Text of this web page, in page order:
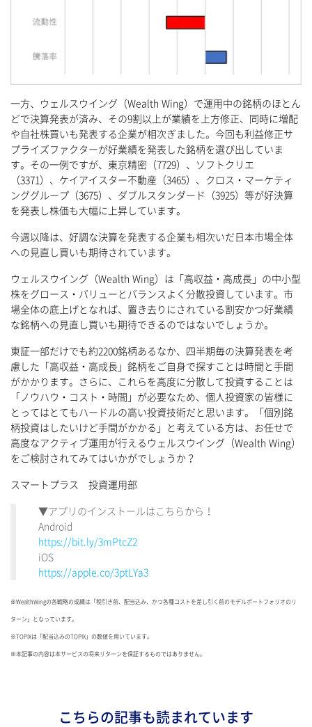
一方、ウェルスウイング（Wealth Wing）で運用中の銘柄のほとん
どで決算発表が済み、その9割以上が業績を上方修正、同時に増配
や自社株買いも発表する企業が相次ぎました。今回も利益修正サ
プライズファクターが好業績を発表した銘柄を選び出していま
す。その一例ですが、東京精密（7729）、ソフトクリエ
（3371）、ケイアイスター不動産（3465）、クロス・マーケティ
ンググループ（3675）、ダブルスタンダード（3925）等が好決算
を発表し株価も大幅に上昇しています。
今週以降は、好調な決算を発表する企業も相次いだ日本市場全体
への見直し買いも期待されています。
ウェルスウイング（Wealth Wing）は「高収益・高成長」の中小型
株をグロース・バリューとバランスよく分散投資しています。市
場全体の底上げとなれば、置き去りにされている割安かつ好業績
な銘柄への見直し買いも期待できるのではないでしょうか。
東証一部だけでも約2200銘柄あるなか、四半期毎の決算発表を考
慮した「高収益・高成長」銘柄をご自身で探すことは時間と手間
がかかります。さらに、これらを高度に分散して投資することは
「ノウハウ・コスト・時間」が必要なため、個人投資家の皆様に
とってはとてもハードルの高い投資技術だと思います。「個別銘
柄投資はしたいけど手間がかかる」と考えている方は、お任せで
高度なアクティブ運用が行えるウェルスウイング（Wealth Wing）
をご検討されてみてはいかがでしょうか？
スマートプラス 投資運用部
▼アプリのインストールはこちらから！
Android
https://bit.ly/3mPtcZ2
iOS
https://apple.co/3ptLYa3
※WealthWingの各戦略の成績は「税引き前、配当込み、かつ各種コストを差し引く前のモデルポートフォリオのリ
ターン」となっています。
※TOPIXは「配当込みのTOPIX」の数値を用いています。
※本記事の内容は本サービスの将来リターンを保証するものではありません。
こちらの記事も読まれています